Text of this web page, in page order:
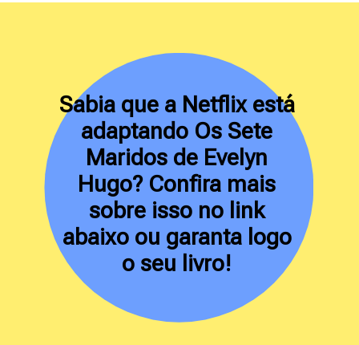
Sabia que a Netflix está
adaptando Os Sete
Maridos de Evelyn
Hugo? Confira mais
sobre isso no link
abaixo ou garanta logo
o seu livro!